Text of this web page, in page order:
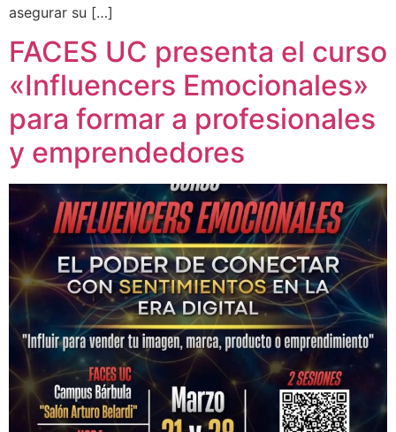
asegurar su […]
FACES UC presenta el curso
«Influencers Emocionales»
para formar a profesionales
y emprendedores